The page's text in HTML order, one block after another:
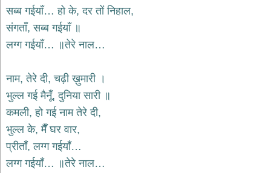
देश
भक्ति
भजन
खाटू
श्याम
भजन
khatu
shaym
रानी
सब्ब गईयाँ… हो के, दर तों निहाल,
संगताँ, सब्ब गईयाँ ॥
लग्ग गईयाँ… ॥तेरे नाल…
नाम, तेरे दी, चढ़ी ख़ुमारी ।
भुल्ल गई मैनूँ, दुनिया सारी ॥
कमली, हो गई नाम तेरे दी,
भुल्ल के, मैँ घर वार,
प्रीताँ, लग्ग गईयाँ…
लग्ग गईयाँ… ॥तेरे नाल…